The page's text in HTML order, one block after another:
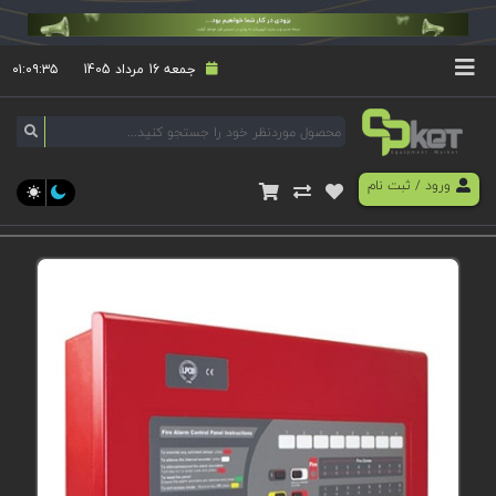
جمعه 16 مرداد 1405 ۰۱:۰۹:۳۶
ورود/ ثبت نام